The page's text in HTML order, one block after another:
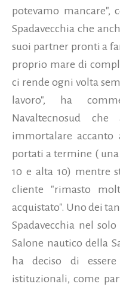
potevamo mancare",
Spadavecchia che
suoi partner pronti a
proprio mare di
ci rende ogni volta
lavoro", ha
Navaltecnosud
immortalare
portati a termine (
10 e alta 10) mentre
cliente "rimasto
acquistato". Uno dei
Spadavecchia nel
Salone nautico della
ha deciso di
istituzionali, come